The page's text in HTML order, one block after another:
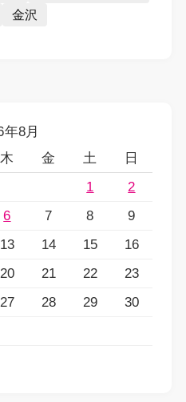
金沢
8月
木 金 土
日
1
2
6 7 8
9
13 14 15
16
20 21 22
23
27 28 29
30